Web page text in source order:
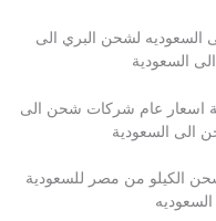
لشحن البري الى
السعودية
اسعار عام شركات شحن الى
الى السعودية
الكيلو من مصر للسعودية